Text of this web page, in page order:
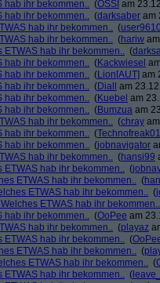
hab ihr bekommen.. (OSSI am
hab ihr bekommen.. (darksaber am
hab ihr bekommen.. (
hab ihr bekommen.. (hariw
ETWAS hab ihr bekommen.. (
hab ihr bekommen.. (Kackwiesel
hab ihr bekommen.. (Lion[AUT] am
hab ihr bekommen.. (Diall
am
hab ihr bekommen.. (Kuebel am
hab ihr bekommen.. (Bumzua am
hab ihr bekommen.. (chray
hab ihr bekommen.. (
hab ihr bekommen.. (jobnavigator
hab ihr bekommen.. (hansi99
ETWAS hab ihr bekommen.. (
ETWAS hab ihr bekommen.. (
ETWAS hab ihr bekommen.. (
ETWAS hab ihr bekommen..
hab ihr bekommen.. (OoPee am
hab ihr bekommen.. (playaz
ETWAS hab ihr bekommen.. (
ETWAS hab ihr bekommen.. (
ETWAS hab ihr bekommen.. (
ETWAS hab ihr bekommen.. (